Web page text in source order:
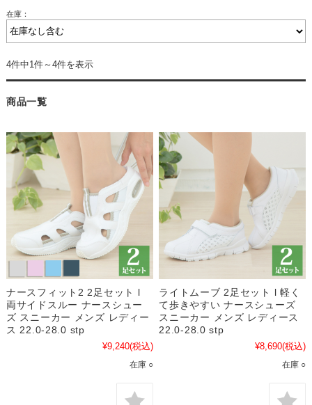
在庫：
4件中1件～4件を表示
商品一覧
ナースフィット2 2足セット l
両サイドスルー ナースシュー
ズ スニーカー メンズ レディー
ス 22.0-28.0 stp
¥9,240(税込)
在庫 ○
ライトムーブ 2足セット l 軽く
て歩きやすい ナースシューズ
スニーカー メンズ レディース
22.0-28.0 stp
¥8,690(税込)
在庫 ○